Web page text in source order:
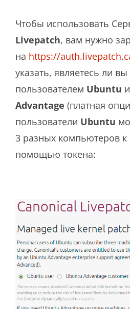
Чтобы использовать
Livepatch, вам нужно
на https://
указать, являетесь ли
пользователем Ubuntu
Advantage (платная
пользователи Ubuntu
3 разных компьютеров к
помощью токена: